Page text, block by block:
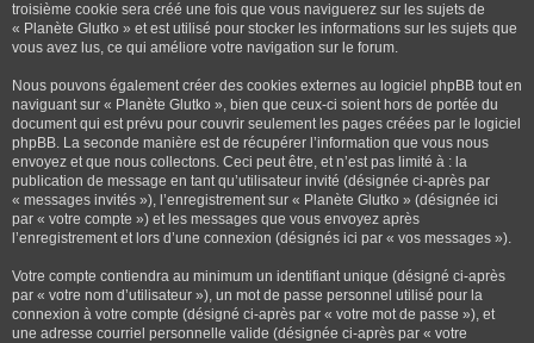
troisième cookie sera créé une fois que vous naviguerez sur les sujets de
« Planète Glutko » et est utilisé pour stocker les informations sur les sujets que
vous avez lus, ce qui améliore votre navigation sur le forum.
Nous pouvons également créer des cookies externes au logiciel phpBB tout en
naviguant sur « Planète Glutko », bien que ceux-ci soient hors de portée du
document qui est prévu pour couvrir seulement les pages créées par le logiciel
phpBB. La seconde manière est de récupérer l’information que vous nous
envoyez et que nous collectons. Ceci peut être, et n’est pas limité à : la
publication de message en tant qu’utilisateur invité (désignée ci-après par
« messages invités »), l’enregistrement sur « Planète Glutko » (désignée ici
par « votre compte ») et les messages que vous envoyez après
l’enregistrement et lors d’une connexion (désignés ici par « vos messages »).
Votre compte contiendra au minimum un identifiant unique (désigné ci-après
par « votre nom d’utilisateur »), un mot de passe personnel utilisé pour la
connexion à votre compte (désigné ci-après par « votre mot de passe »), et
une adresse courriel personnelle valide (désignée ci-après par « votre